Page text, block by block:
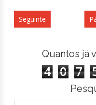
Seguinte
Quantos já
4 0 7